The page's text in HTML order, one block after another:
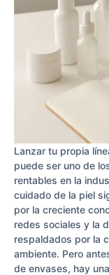
Lanzar tu propia
puede ser uno de
rentables en la
cuidado de la piel
por la creciente
redes sociales y la
respaldados por la
ambiente. Pero
de envases, hay